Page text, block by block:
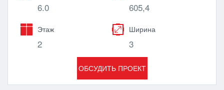
6.0 605,4
Этаж
2
Ширина
3
ОБСУДИТЬ ПРОЕКТ